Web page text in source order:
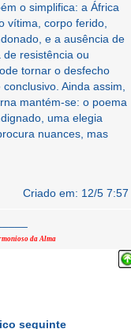
o simplifica: a África
vítima, corpo ferido,
e a ausência de
resistência ou
tornar o desfecho
Ainda assim,
mantém-se: o poema
uma elegia
nuances, mas
Criado em: 12/5 7:57
da Alma
seguinte